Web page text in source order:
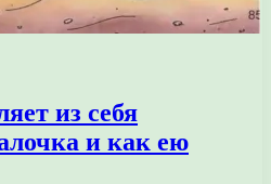
из себя
и как ею